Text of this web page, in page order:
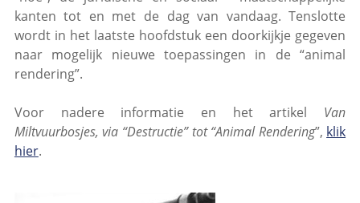
kanten tot en met de dag van vandaag. Tenslotte
wordt in het laatste hoofdstuk een doorkijkje gegeven
naar mogelijk nieuwe toepassingen in de “animal
rendering”.
Voor nadere informatie en het artikel Van
Miltvuurbosjes, via “Destructie” tot “Animal Rendering”, klik
hier.